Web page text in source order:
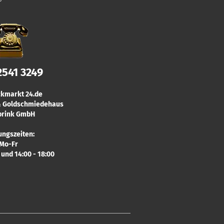
3249
24.de
Goldschmiedehaus
GmbH
Fr
14:00 - 18:00